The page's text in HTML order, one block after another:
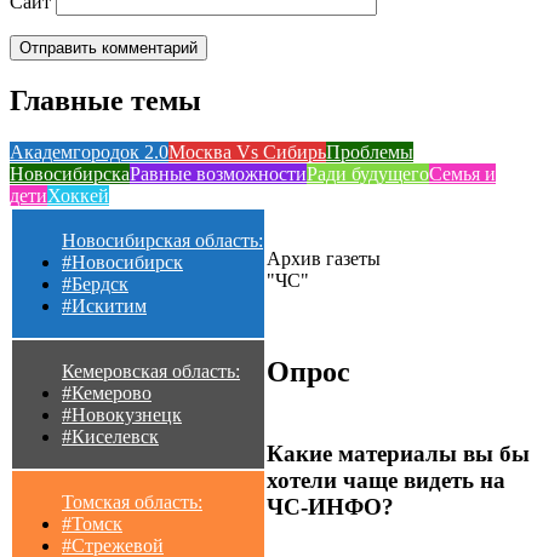
Главные темы
Академгородок 2.0Москва Vs СибирьПроблемы
НовосибирскаРавные возможностиРади будущегоСемья и
детиХоккей
Новосибирская область:
#Новосибирск
#Бердск
#Искитим
Кемеровская область:
#Кемерово
#Новокузнецк
#Киселевск
Томская область:
#Томск
#Стрежевой
Архив газеты
"ЧС"
Опрос
Какие материалы вы бы
хотели чаще видеть на
ЧС-ИНФО?